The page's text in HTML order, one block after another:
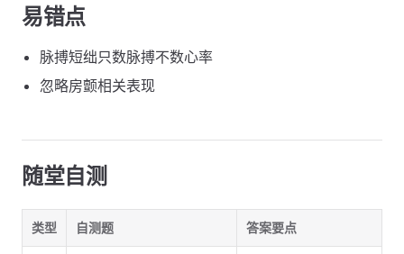
易错点
脉搏短绌只数脉搏不数心率
忽略房颤相关表现
随堂自测
类型 自测题 答案要点